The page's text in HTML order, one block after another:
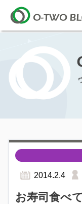
2014.2.4
お寿司食べ